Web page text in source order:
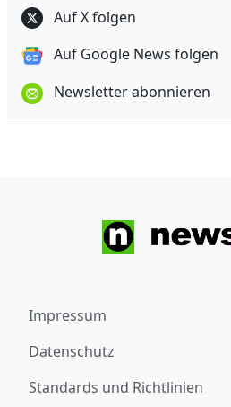
Auf X folgen
Auf Google News folgen
Newsletter abonnieren
Impressum
Datenschutz
Standards und Richtlinien